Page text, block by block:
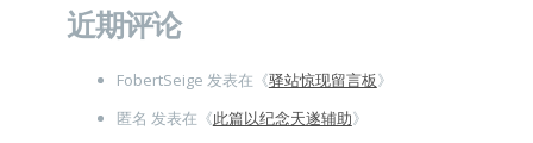
近期评论
FobertSeige 发表在《驿站惊现留言板》
匿名 发表在《此篇以纪念天遂辅助》